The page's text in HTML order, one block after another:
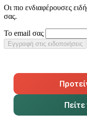
Οι πιο ενδιαφέρουσες
σας.
Το email σας
Εγγραφή στις ειδοποιήσεις